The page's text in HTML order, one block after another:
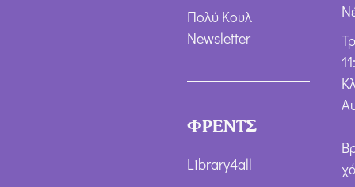
Πολύ Κουλ
Newsletter
ΦΡΕΝΤΣ
Library4all